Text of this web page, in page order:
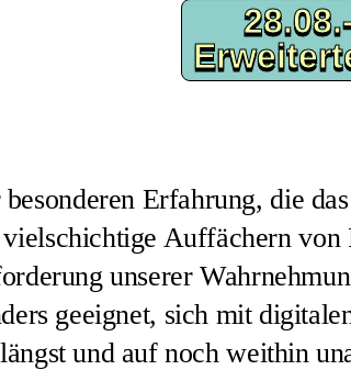
Erfahrung, die
vielschichtige Auffächern von
unserer
geeignet, sich mit
und auf noch weithin